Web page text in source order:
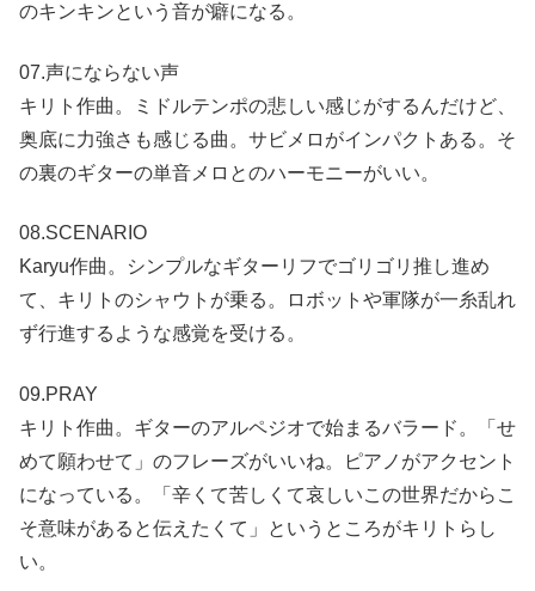
のキンキンという音が癖になる。
07.声にならない声
キリト作曲。ミドルテンポの悲しい感じがするんだけど、
奥底に力強さも感じる曲。サビメロがインパクトある。そ
の裏のギターの単音メロとのハーモニーがいい。
08.SCENARIO
Karyu作曲。シンプルなギターリフでゴリゴリ推し進め
て、キリトのシャウトが乗る。ロボットや軍隊が一糸乱れ
ず行進するような感覚を受ける。
09.PRAY
キリト作曲。ギターのアルペジオで始まるバラード。「せ
めて願わせて」のフレーズがいいね。ピアノがアクセント
になっている。「辛くて苦しくて哀しいこの世界だからこ
そ意味があると伝えたくて」というところがキリトらし
い。